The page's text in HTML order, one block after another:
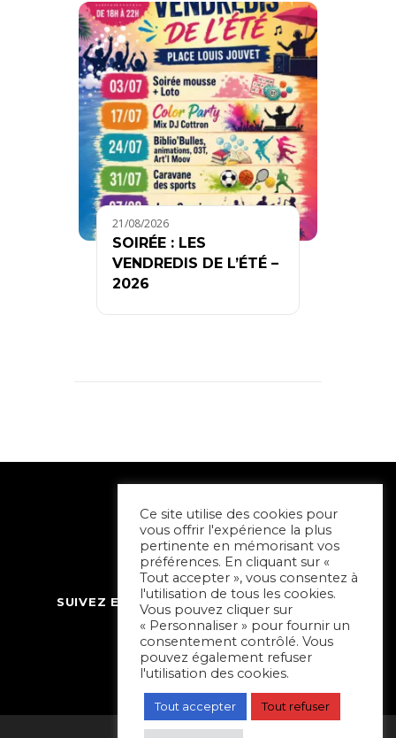
21/08/2026
SOIRÉE : LES
VENDREDIS DE L’ÉTÉ –
2026
SUIVEZ ET CONTACTEZ SORTIR À NIORT
Ce site utilise des cookies pour
vous offrir l'expérience la plus
pertinente en mémorisant vos
préférences. En cliquant sur «
Tout accepter », vous consentez à
l'utilisation de tous les cookies.
Vous pouvez cliquer sur
« Personnaliser » pour fournir un
consentement contrôlé. Vous
pouvez également refuser
l'utilisation des cookies.
Tout accepter Tout refuser